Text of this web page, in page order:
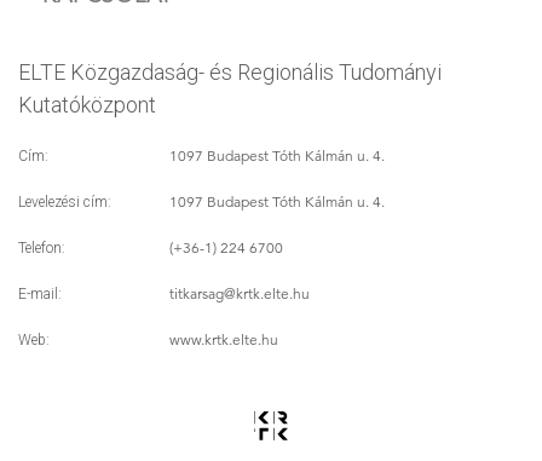
ELTE Közgazdaság- és Regionális Tudományi
Kutatóközpont
Cím: 1097 Budapest Tóth Kálmán u. 4.
Levelezési cím: 1097 Budapest Tóth Kálmán u. 4.
Telefon: (+36-1) 224 6700
E-mail: titkarsag@krtk.elte.hu
Web: www.krtk.elte.hu